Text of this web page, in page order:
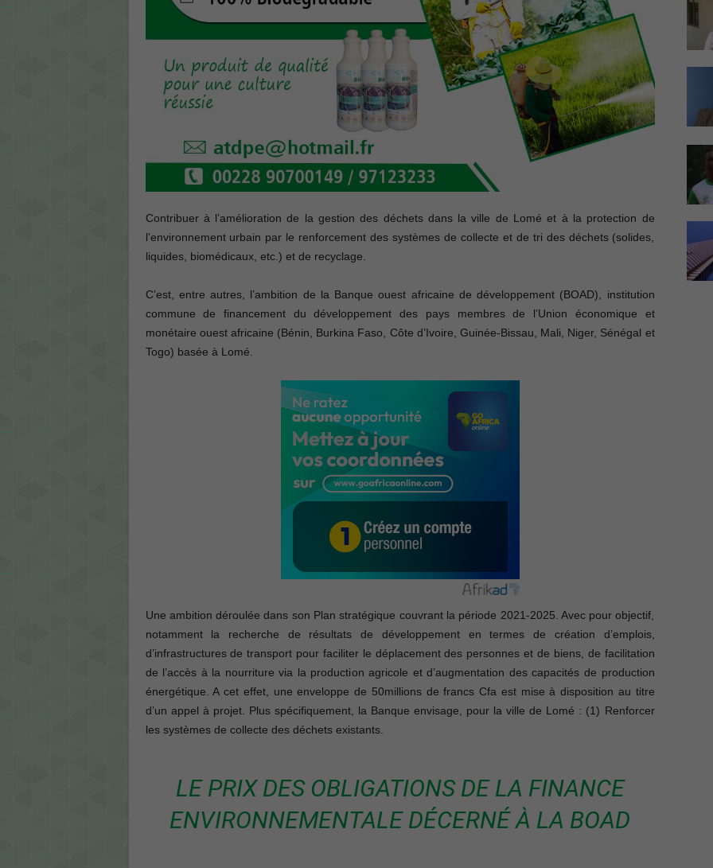
Contribuer à l’amélioration de la gestion des déchets dans la ville de Lomé et à la protection de
l’environnement urbain par le renforcement des systèmes de collecte et de tri des déchets (solides,
liquides, biomédicaux, etc.) et de recyclage.
C’est, entre autres, l’ambition de la Banque ouest africaine de développement (BOAD), institution
commune de financement du développement des pays membres de l’Union économique et
monétaire ouest africaine (Bénin, Burkina Faso, Côte d’Ivoire, Guinée-Bissau, Mali, Niger, Sénégal et
Togo) basée à Lomé.
Une ambition déroulée dans son Plan stratégique couvrant la période 2021-2025. Avec pour objectif,
notamment la recherche de résultats de développement en termes de création d’emplois,
d’infrastructures de transport pour faciliter le déplacement des personnes et de biens, de facilitation
de l’accès à la nourriture via la production agricole et d’augmentation des capacités de production
énergétique. A cet effet, une enveloppe de 50millions de francs Cfa est mise à disposition au titre
d’un appel à projet. Plus spécifiquement, la Banque envisage, pour la ville de Lomé : (1) Renforcer
les systèmes de collecte des déchets existants.
LE PRIX DES OBLIGATIONS DE LA FINANCE
ENVIRONNEMENTALE DÉCERNÉ À LA BOAD